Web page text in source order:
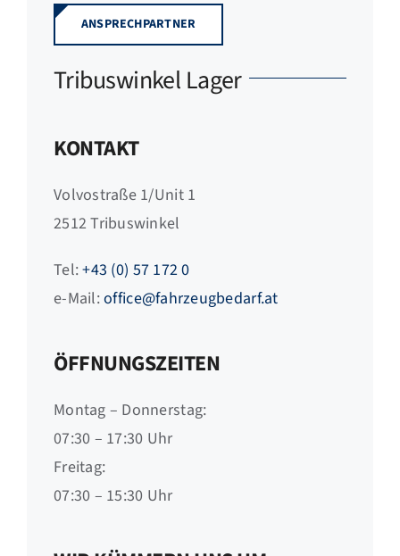
ANSPRECHPARTNER
Tribuswinkel Lager
KONTAKT
Volvostraße 1/Unit 1
2512 Tribuswinkel
Tel:+43 (0) 57 172 0
e-Mail:office@fahrzeugbedarf.at
ÖFFNUNGSZEITEN
Montag – Donnerstag:
07:30 – 17:30 Uhr
Freitag:
07:30 – 15:30 Uhr